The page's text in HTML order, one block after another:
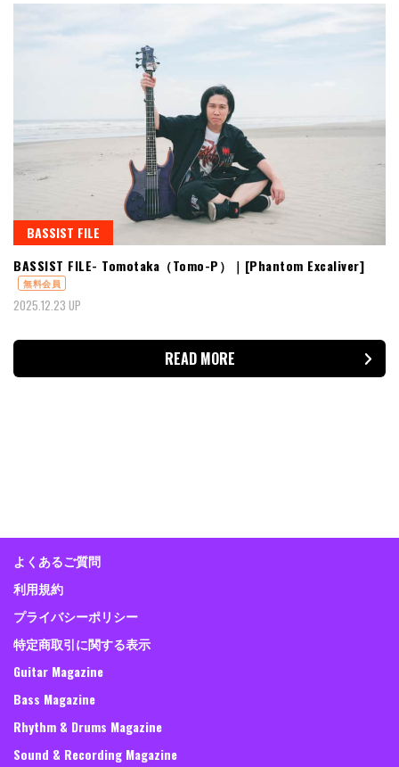
BASSIST FILE
BASSIST FILE- Tomotaka（Tomo-P）｜[Phantom Excaliver]
無料会員
2025.12.23 UP
READ MORE
よくあるご質問
利用規約
プライバシーポリシー
特定商取引に関する表示
Guitar Magazine
Bass Magazine
Rhythm & Drums Magazine
Sound & Recording Magazine